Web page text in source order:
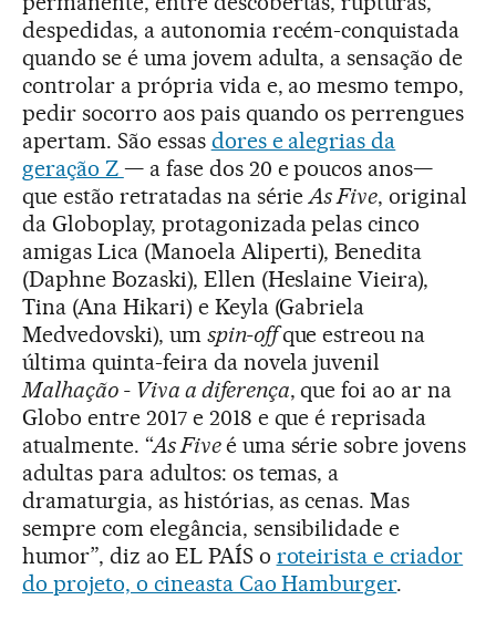
despedidas, a autonomia recém-conquistada
quando se é uma jovem adulta, a sensação de
controlar a própria vida e, ao mesmo tempo,
pedir socorro aos pais quando os perrengues
apertam. São essas dores e alegrias da
geração Z — a fase dos 20 e poucos anos—
que estão retratadas na sérieAs Five, original
da Globoplay, protagonizada pelas cinco
amigas Lica (Manoela Aliperti), Benedita
(Daphne Bozaski), Ellen (Heslaine Vieira),
Tina (Ana Hikari) e Keyla (Gabriela
Medvedovski), um spin-offque estreou na
última quinta-feira da novela juvenil
Malhação - Viva a diferença, que foi ao ar na
Globo entre 2017 e 2018 e que é reprisada
atualmente. “As Fiveé uma série sobre jovens
adultas para adultos: os temas, a
dramaturgia, as histórias, as cenas. Mas
sempre com elegância, sensibilidade e
humor”, diz ao EL PAÍS o roteirista e criador
do projeto, o cineasta Cao Hamburger.